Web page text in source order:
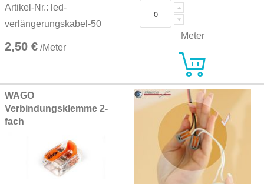
Artikel-Nr.: led-
verlängerungskabel-50
2,50 € /Meter
Meter
WAGO
Verbindungsklemme 2-
fach